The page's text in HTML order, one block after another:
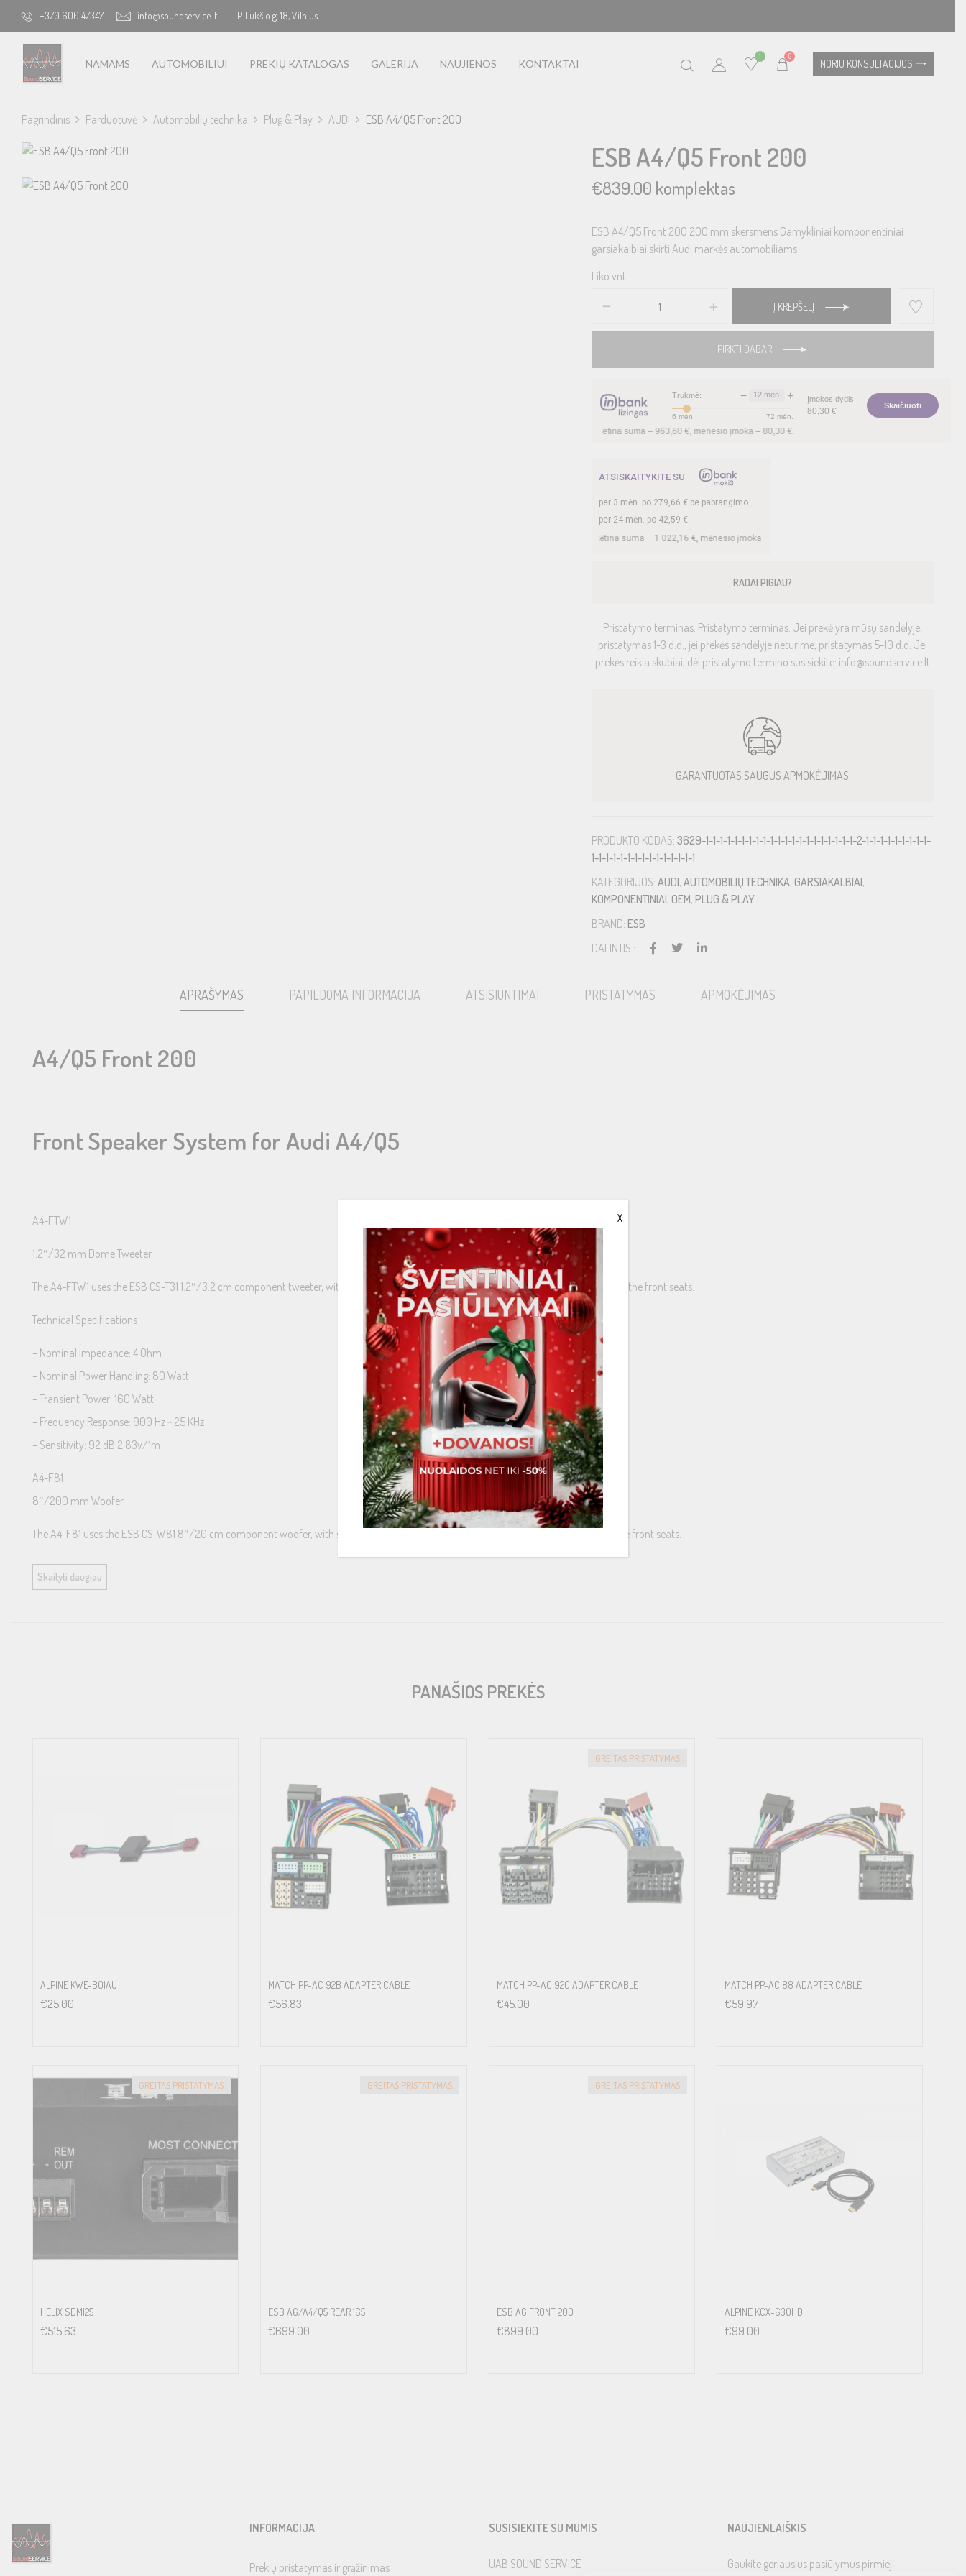
+370 600 47347 info@soundservice.lt P. Lukšio g. 18, Vilnius
NAMAMS AUTOMOBILIUI PREKIŲ KATALOGAS GALERIJA NAUJIENOS KONTAKTAI
1 0
NORIU KONSULTACIJOS
Pagrindinis Parduotuvė Automobilių technika Plug & Play AUDI ESB A4/Q5 Front 200
ESB A4/Q5 Front 200
€839.00 komplektas
ESB A4/Q5 Front 200 200 mm skersmens Gamykliniai komponentiniai
garsiakalbiai skirti Audi markės automobiliams
Liko vnt.
Į KREPŠELĮ
PIRKTI DABAR
Trukmė: − 12mėn. +
6 mėn. 72 mėn.
Įmokos dydis
80,30 €
Skaičiuoti
963,60 €, mėnesio įmoka –80,30€.
ATSISKAITYKITE SU
per 3 mėn. po 279,66 € be pabrangimo
per 24 mėn. po 42,59 €
%, bendra mokėtina suma –1 022,16€, mėnesio įmoka –42,59€.
RADAI PIGIAU?
Pristatymo terminas: Pristatymo terminas: Jei prekė yra mūsų sandėlyje,
pristatymas 1-3 d.d., jei prekės sandėlyje neturime, pristatymas 5-10 d.d. Jei
prekės reikia skubiai, dėl pristatymo termino susisiekite: info@soundservice.lt
GARANTUOTAS SAUGUS APMOKĖJIMAS
PRODUKTO KODAS: 3629-1-1-1-1-1-1-1-1-1-1-1-1-1-1-1-1-1-1-1-1-1-2-1-1-1-1-1-1-1-1-1-
1-1-1-1-1-1-1-1-1-1-1-1-1-1-1
KATEGORIJOS: AUDI, AUTOMOBILIŲ TECHNIKA, GARSIAKALBIAI,
KOMPONENTINIAI, OEM, PLUG & PLAY
BRAND: ESB
DALINTIS :
APRAŠYMAS PAPILDOMA INFORMACIJA ATSISIUNTIMAI PRISTATYMAS APMOKĖJIMAS
A4/Q5 Front 200
Front Speaker System for Audi A4/Q5
A4-FTW1
1.2″/32 mm Dome Tweeter
The A4-FTW1 uses the ESB CS-T31 1.2″/3.2 cm component tweeter, with special adaptor to fit the Audi A4/Q5 original tweeter housing in the front seats.
Technical Specifications
– Nominal Impedance: 4 Ohm
– Nominal Power Handling: 80 Watt
– Transient Power: 160 Watt
– Frequency Response: 900 Hz ~ 25 KHz
– Sensitivity: 92 dB 2.83v/1m
A4-F81
8″/200 mm Woofer
The A4-F81 uses the ESB CS-W81 8″/20 cm component woofer, with special adaptor to fit the Audi A4/Q5 original woofer housing in the front seats.
Technical Specifications
Skaityti daugiau
PANAŠIOS PREKĖS
ALPINE KWE-BO1AU
€25.00
MATCH PP-AC 92B ADAPTER CABLE
€56.83
GREITAS PRISTATYMAS
MATCH PP-AC 92C ADAPTER CABLE
€45.00
MATCH PP-AC 88 ADAPTER CABLE
€59.97
GREITAS PRISTATYMAS
HELIX SDMI25
€515.63
GREITAS PRISTATYMAS
ESB A6/A4/Q5 REAR 165
€699.00
GREITAS PRISTATYMAS
ESB A6 FRONT 200
€899.00
ALPINE KCX-630HD
€99.00
INFORMACIJA
Prekių pristatymas ir grąžinimas
SUSISIEKITE SU MUMIS
UAB SOUND SERVICE
NAUJIENLAIŠKIS
Gaukite geriausius pasiūlymus pirmieji
X